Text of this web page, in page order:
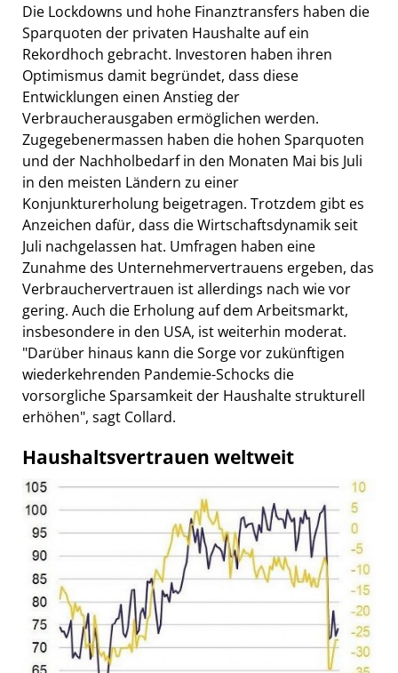
Die Lockdowns und hohe Finanztransfers haben die
Sparquoten der privaten Haushalte auf ein
Rekordhoch gebracht. Investoren haben ihren
Optimismus damit begründet, dass diese
Entwicklungen einen Anstieg der
Verbraucherausgaben ermöglichen werden.
Zugegebenermassen haben die hohen Sparquoten
und der Nachholbedarf in den Monaten Mai bis Juli
in den meisten Ländern zu einer
Konjunkturerholung beigetragen. Trotzdem gibt es
Anzeichen dafür, dass die Wirtschaftsdynamik seit
Juli nachgelassen hat. Umfragen haben eine
Zunahme des Unternehmervertrauens ergeben, das
Verbrauchervertrauen ist allerdings nach wie vor
gering. Auch die Erholung auf dem Arbeitsmarkt,
insbesondere in den USA, ist weiterhin moderat.
"Darüber hinaus kann die Sorge vor zukünftigen
wiederkehrenden Pandemie-Schocks die
vorsorgliche Sparsamkeit der Haushalte strukturell
erhöhen", sagt Collard.
Haushaltsvertrauen weltweit